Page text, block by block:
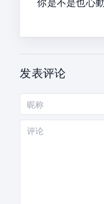
发表评论
评
昵
称